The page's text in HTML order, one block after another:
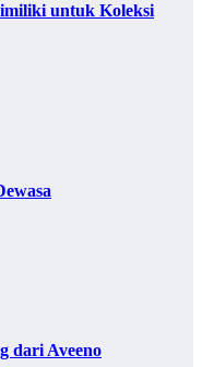
untuk Koleksi
dari Aveeno